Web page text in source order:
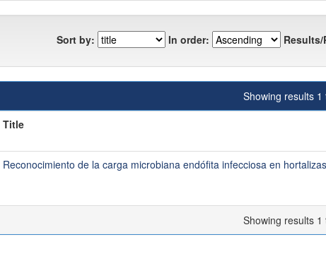
Sort by: In order: Results/
Showing results 1
Title
Reconocimiento de la carga microbiana endófita infecciosa en hortalizas
Showing results 1